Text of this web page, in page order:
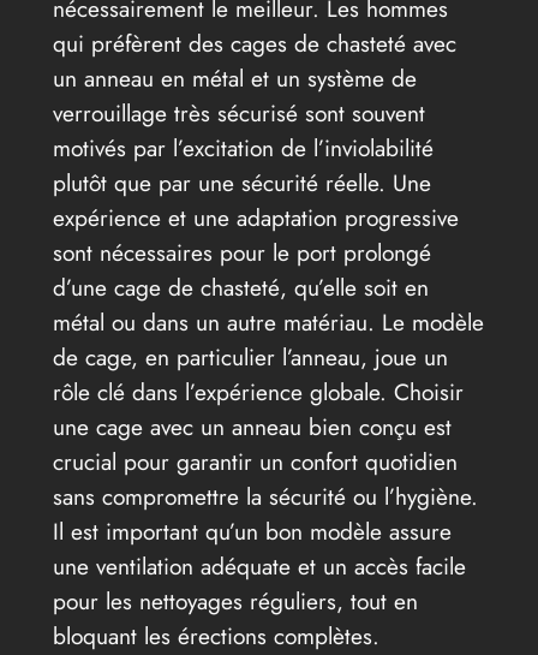
nécessairement le meilleur. Les hommes
qui préfèrent des cages de chasteté avec
un anneau en métal et un système de
verrouillage très sécurisé sont souvent
motivés par l’excitation de l’inviolabilité
plutôt que par une sécurité réelle. Une
expérience et une adaptation progressive
sont nécessaires pour le port prolongé
d’une cage de chasteté, qu’elle soit en
métal ou dans un autre matériau. Le modèle
de cage, en particulier l’anneau, joue un
rôle clé dans l’expérience globale. Choisir
une cage avec un anneau bien conçu est
crucial pour garantir un confort quotidien
sans compromettre la sécurité ou l’hygiène.
Il est important qu’un bon modèle assure
une ventilation adéquate et un accès facile
pour les nettoyages réguliers, tout en
bloquant les érections complètes.